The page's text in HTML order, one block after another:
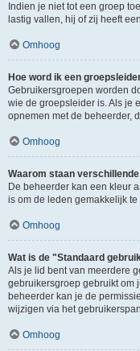
Indien je niet tot een groep
lastig vallen, hij of zij heeft
Omhoog
Hoe word ik een
Gebruikersgroepen worden
wie de groepsleider is. Als je
opnemen met de beheerder,
Omhoog
Waarom staan
De beheerder kan een kleur
is om de leden gemakkelijk
Omhoog
Wat is de "Standaard
Als je lid bent van meerdere
gebruikersgroep gebruikt om
beheerder kan je de
wijzigen via het
Omhoog